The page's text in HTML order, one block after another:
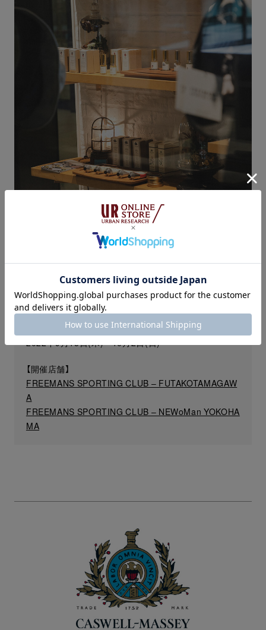
【開催期間】
2022年9月15日(木)〜10月2日(日)
【開催店舗】
FREEMANS SPORTING CLUB – FUTAKOTAMAGAW
A
FREEMANS SPORTING CLUB – NEWoMan YOKOHA
MA